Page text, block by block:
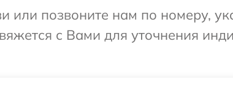
или позвоните нам по номеру,
с Вами для уточнения